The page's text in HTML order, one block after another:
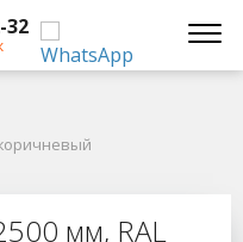
32
мм, RAL
мм, RAL